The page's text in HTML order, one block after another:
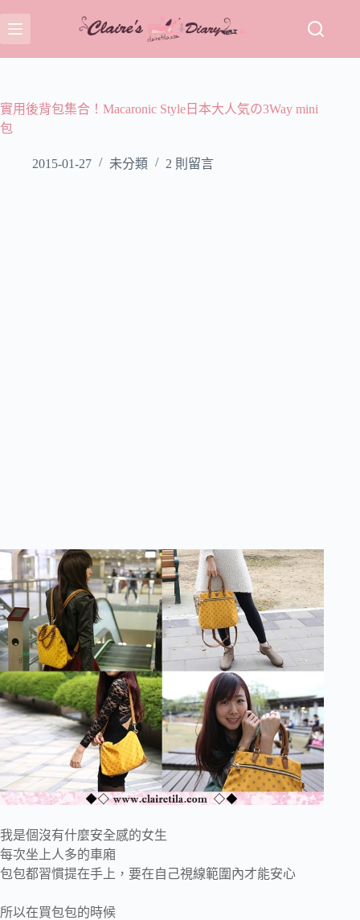
至
主
容
實用後背包集合！Macaronic Style日本大人気の3Way mini
包
2015-01-27 未分類 2 則留言
我是個沒有什麼安全感的女生
每次坐上人多的車廂
包包都習慣提在手上，要在自己視線範圍內才能安心
所以在買包包的時候